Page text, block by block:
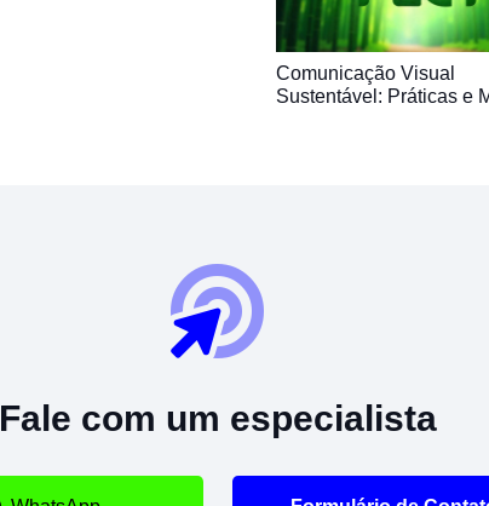
Comunicação Visual
Sustentável: Práticas e
Fale com um especialista